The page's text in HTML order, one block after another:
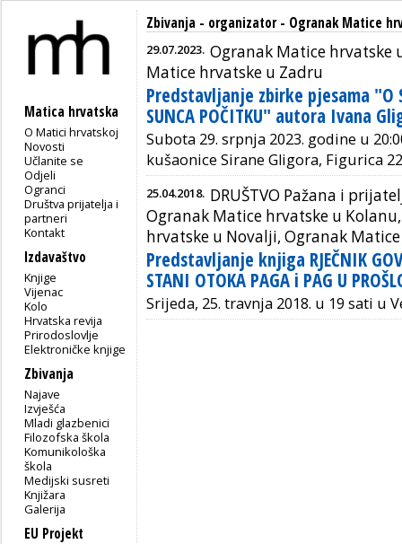
Matica hrvatska
O Matici hrvatskoj
Novosti
Učlanite se
Odjeli
Ogranci
Društva prijatelja i
partneri
Kontakt
Izdavaštvo
Knjige
Vijenac
Kolo
Hrvatska revija
Prirodoslovlje
Elektroničke knjige
Zbivanja
Najave
Izvješća
Mladi glazbenici
Filozofska škola
Komunikološka
škola
Medijski susreti
Knjižara
Galerija
EU Projekt
Zbivanja - organizator - Ogranak Matice
29.07.2023. Ogranak Matice hrvatske
Matice hrvatske u Zadru
Predstavljanje zbirke pjesama "O
SUNCA POČITKU" autora Ivana
Subota 29. srpnja 2023. godine u
kušaonice Sirane Gligora, Figurica
25.04.2018. DRUŠTVO Pažana i
Ogranak Matice hrvatske u
hrvatske u Novalji, Ogranak
Predstavljanje knjiga RJEČNIK
STANI OTOKA PAGA i PAG U
Srijeda, 25. travnja 2018. u 19 sati u